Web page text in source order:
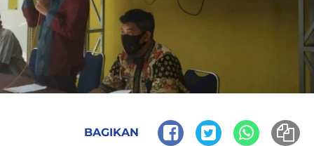
BAGIKAN